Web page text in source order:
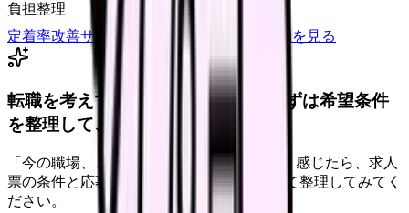
負担整理
定着率改善サービスを相談
サービス詳細を見る
転職を考えている看護師さんへ。まずは希望条件
を整理して、求人を見比べられます。
「今の職場、このままでいいのかな...」そう感じたら、求人
票の条件と応募前に確認したい不安を分けて整理してみてく
ださい。